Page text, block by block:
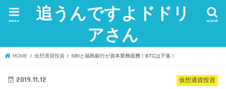
追うんですよドドリ
アさん
search
menu
HOME 仮想通貨投資 SBIと福島銀行が資本業務提携！BTCは下落！
仮想通貨投資
2019.11.12